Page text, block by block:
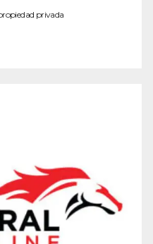
privada